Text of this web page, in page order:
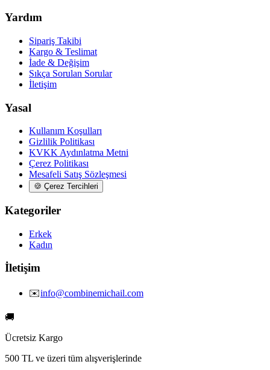
Yardım
Sipariş Takibi
Kargo & Teslimat
İade & Değişim
Sıkça Sorulan Sorular
İletişim
Yasal
Kullanım Koşulları
Gizlilik Politikası
KVKK Aydınlatma Metni
Çerez Politikası
Mesafeli Satış Sözleşmesi
🍪 Çerez Tercihleri
Kategoriler
Erkek
Kadın
İletişim
✉️info@combinemichail.com
🚚
Ücretsiz Kargo
500 TL ve üzeri tüm alışverişlerinde